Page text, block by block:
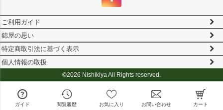
ご利用ガイド
錦屋の思い
特定商取引法に基づく表示
個人情報の取扱
©2026 Nishikiya All Rights reserved.
ガイド 閲覧履歴 お気に入り お問い合わせ カート